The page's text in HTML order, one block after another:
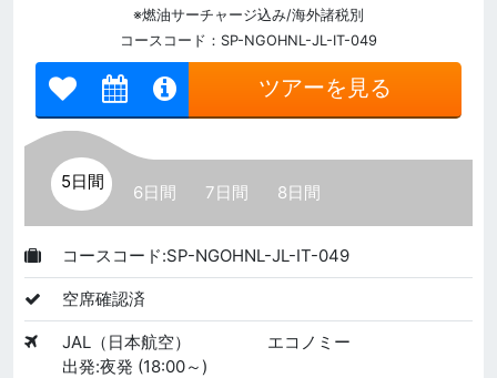
※燃油サーチャージ込み/海外諸税別
コースコード：SP-NGOHNL-JL-IT-049
ツアーを見る
5日間
6日間 7日間 8日間
コースコード:SP-NGOHNL-JL-IT-049
空席確認済
JAL（日本航空）
エコノミー
出発:夜発 (18:00～)